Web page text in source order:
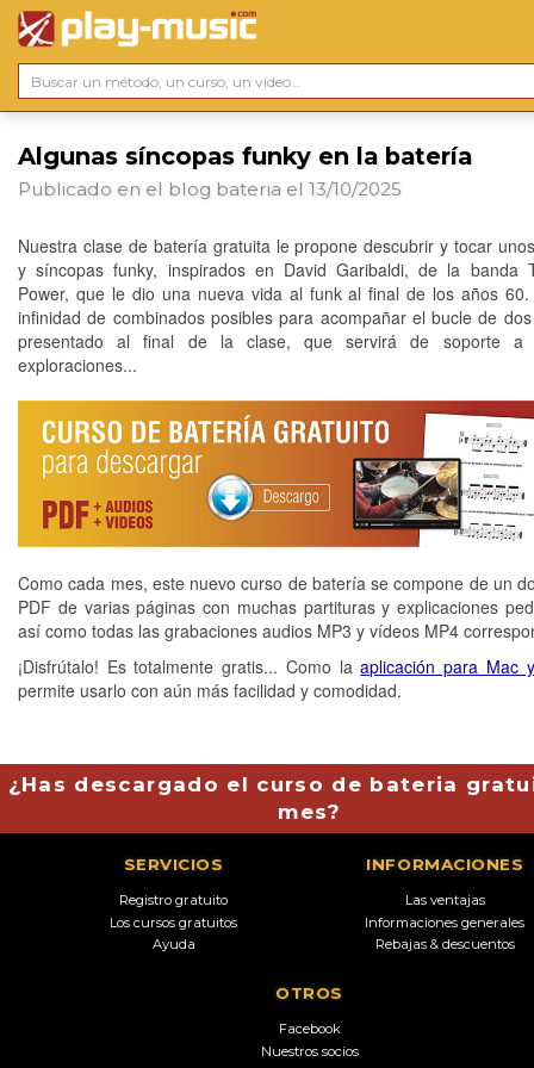
Algunas síncopas funky en la batería
Publicado en el blog bateria el 13/10/2025
Nuestra clase de batería gratuita le propone descubrir y tocar
y síncopas funky, inspirados en David Garibaldi, de la banda
Power, que le dio una nueva vida al funk al final de los años
infinidad de combinados posibles para acompañar el bucle de
presentado al final de la clase, que servirá de soporte a
exploraciones...
Como cada mes, este nuevo curso de batería se compone de un
PDF de varias páginas con muchas partituras y explicaciones
así como todas las grabaciones audios MP3 y vídeos MP4
¡Disfrútalo! Es totalmente gratis... Como laaplicación para Mac
permite usarlo con aún más facilidad y comodidad.
¿Has descargado el curso de bateria
mes?
SERVICIOS
Registro gratuito
Los cursos gratuitos
Ayuda
INFORMACIONES
Las ventajas
Informaciones generales
Rebajas & descuentos
OTROS
Facebook
Nuestros socios